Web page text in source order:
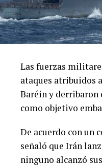
Las fuerzas
ataques atribuidos
Baréin y derribaron
como objetivo
De acuerdo con un
señaló que Irán
ninguno alcanzó